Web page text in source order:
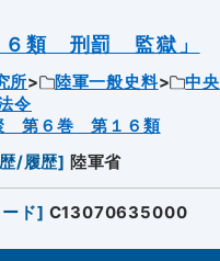
６類 刑罰 監獄」
所 陸軍一般史料
中央
令
第６巻 第１６類
/履歴] 陸軍省
ド] C13070635000